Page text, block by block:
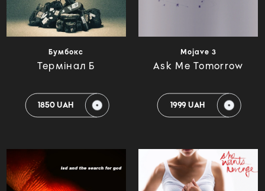
Бумбокс
Термінал Б
1850 UAH
Mojave 3
Ask Me Tomorrow
1999 UAH